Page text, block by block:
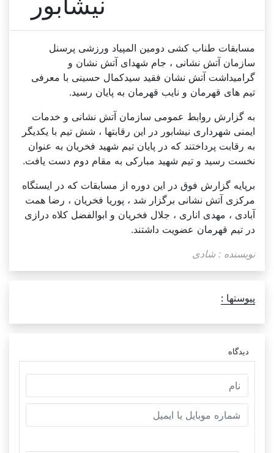
مسابقات طناب کشی دومین المپیاد ورزشی پرسنل
سازمان آتش نشانی ، جام شهدای آتش نشان و
گرامیداشت آتش نشان فقید سیدکمال حسینی با معرفی
تیم های قهرمان و نایب قهرمان به پایان رسید.
به گزارش روابط عمومی سازمان آتش نشانی و خدمات
ایمنی شهرداری نیشابور در این رقابتها ، شش تیم با یکدیگر
به رقابت پرداختند که در پایان تیم شهید فخریان به عنوان
نخست رسید و تیم شهید مبارکی به مقام دوم دست یافت.
برپایه گزارش فوق در این دوره از مسابقات که در ایستگاه
مرکزی آتش نشانی برگزار شد ، پوریا فخریان ، رضا همت
آبادی ، مهدی اناری ، جلال فخریان و ابوالفضل کلاه درازی
در تیم قهرمان عضویت داشتند.
نویسنده : شادی
پیوستها :
دیدگاه